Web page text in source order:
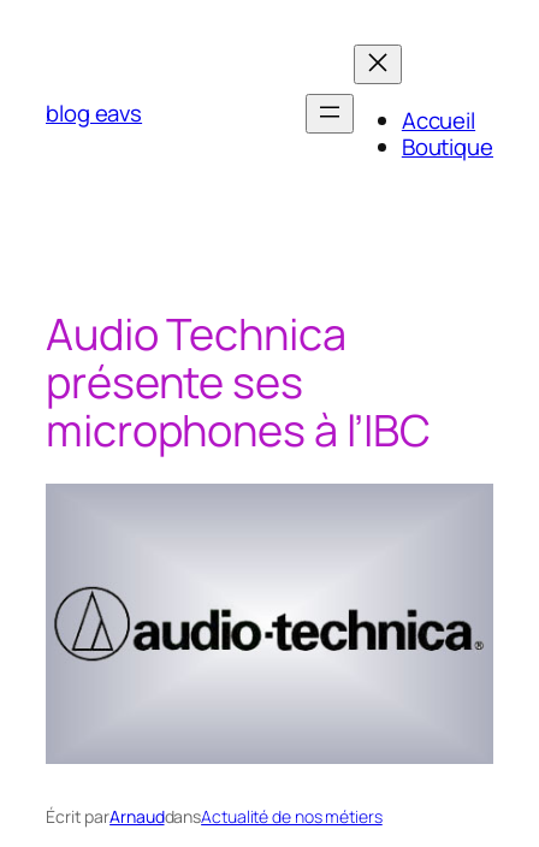
blog eavs
Accueil
Boutique
Audio Technica
présente ses
microphones à l’IBC
Écrit parArnauddansActualité de nos métiers